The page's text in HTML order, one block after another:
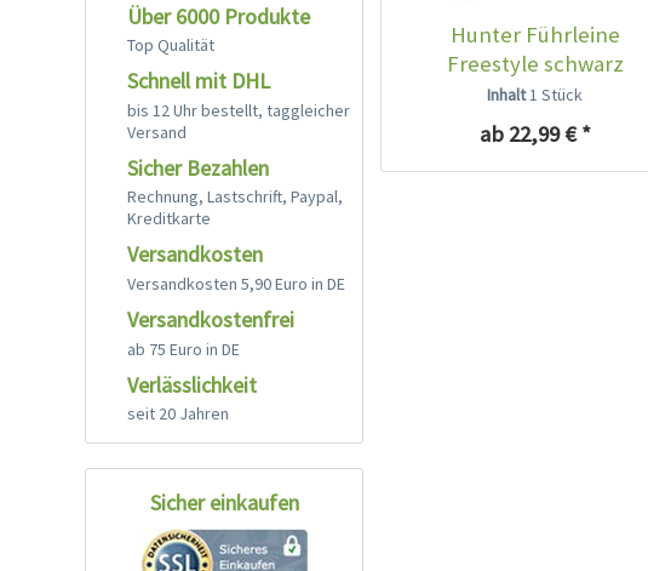
Über 6000 Produkte
Top Qualität
Schnell mit DHL
bis 12 Uhr bestellt, taggleicher
Versand
Sicher Bezahlen
Rechnung, Lastschrift, Paypal,
Kreditkarte
Versandkosten
Versandkosten 5,90 Euro in DE
Versandkostenfrei
ab 75 Euro in DE
Verlässlichkeit
seit 20 Jahren
Sicher einkaufen
Hunter Führleine
Freestyle schwarz
Inhalt1 Stück
ab 22,99 € *